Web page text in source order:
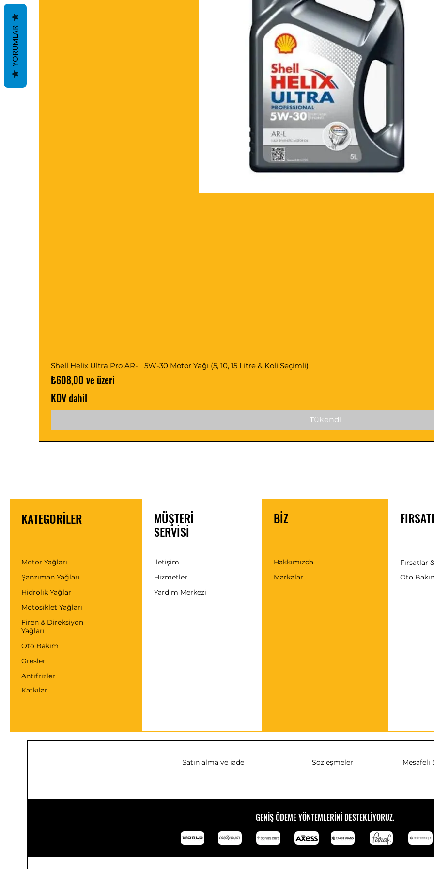
Shell Helix Ultra Pro AR-L 5W-30 Motor Yağı (5, 10, 15 Litre & Koli Seçimli)
₺608,00 ve üzeri
İndirimli Fiyat
KDV dahil
Tükendi
KATEGORİLER
Motor Yağları
Şanzıman Yağları
Hidrolik Yağlar
Motosiklet Yağları
Firen & Direksiyon
Yağları
Oto Bakım
Gresler
Antifrizler
Katkılar
MÜŞTERİ
SERVİSİ
İletişim
Hizmetler
Yardım Merkezi
BİZ
Hakkımızda
Markalar
Fırsatlar
Oto
Satın alma ve iade Sözleşmeler Mesafeli
GENİŞ ÖDEME YÖNTEMLERİNİ DESTEKLİYORUZ.
YORUMLAR